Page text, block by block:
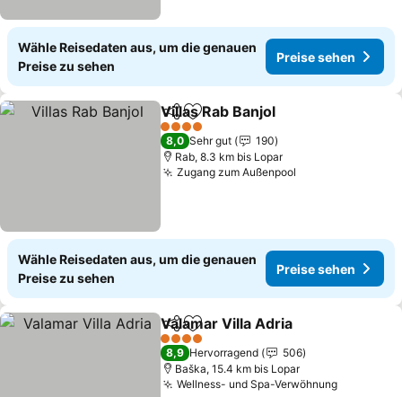
Wähle Reisedaten aus, um die genauen
Preise zu sehen
Preise sehen
TeilenZu Favoriten hinzufügen
Villas Rab Banjol
4 Sterne
8,0 Sehr gut
190
Rab, 8.3 km bis Lopar
Zugang zum Außenpool
Wähle Reisedaten aus, um die genauen
Preise zu sehen
Preise sehen
TeilenZu Favoriten hinzufügen
Valamar Villa Adria
4 Sterne
8,9 Hervorragend
506
Baška, 15.4 km bis Lopar
Wellness- und Spa-Verwöhnung